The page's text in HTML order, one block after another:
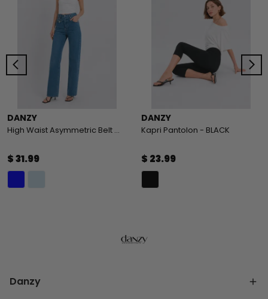
DANZY
High Waist Asymmetric Belt Wide Leg Jeans
$ 31.99
DANZY
Kapri Pantolon - BLACK
$ 23.99
Danzy